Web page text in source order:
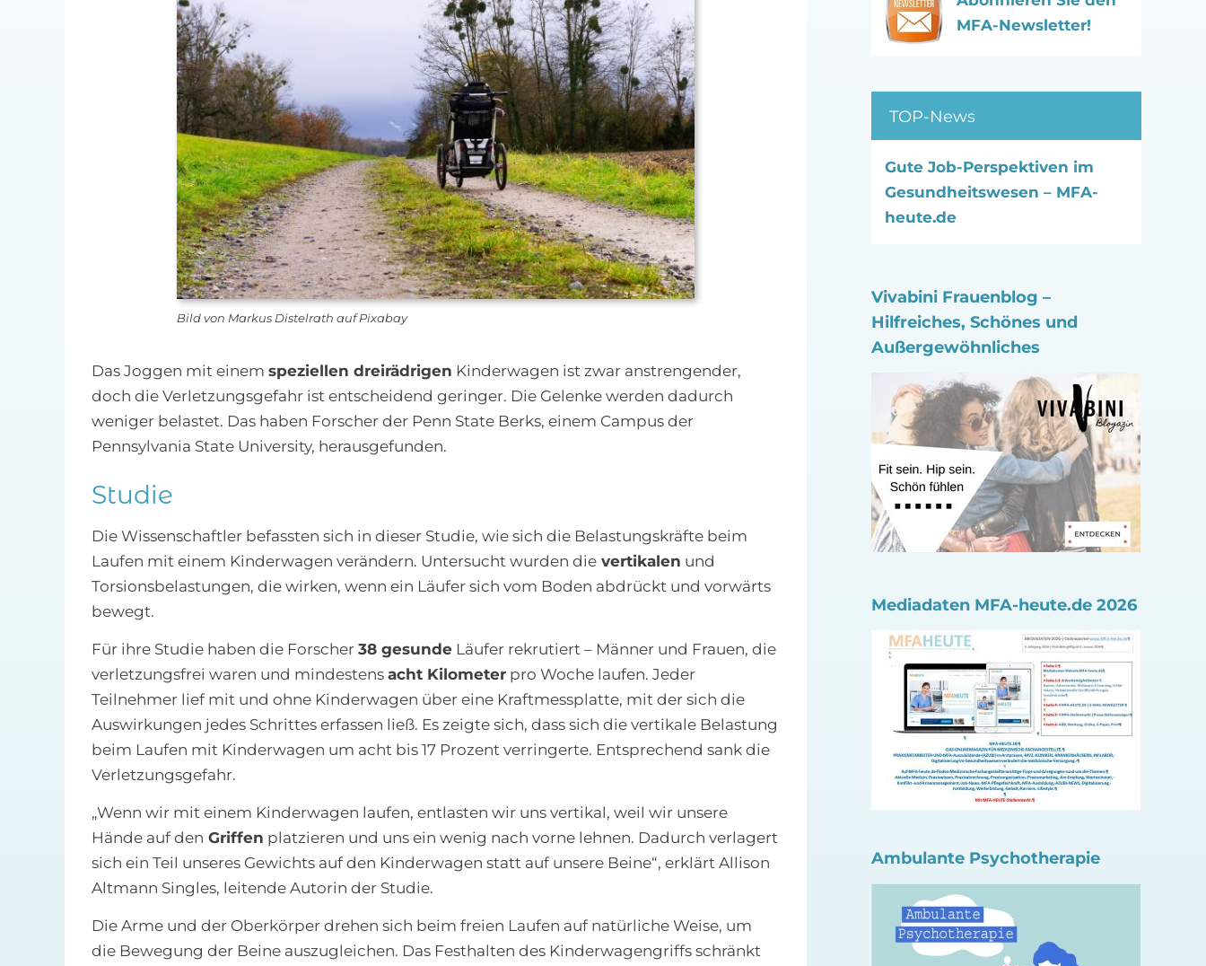
Bild von Markus Distelrath auf Pixabay
Das Joggen mit einem speziellen dreirädrigen Kinderwagen ist zwar anstrengender,
doch die Verletzungsgefahr ist entscheidend geringer. Die Gelenke werden dadurch
weniger belastet. Das haben Forscher der Penn State Berks, einem Campus der
Pennsylvania State University, herausgefunden.
Studie
Die Wissenschaftler befassten sich in dieser Studie, wie sich die Belastungskräfte beim
Laufen mit einem Kinderwagen verändern. Untersucht wurden dievertikalen und
Torsionsbelastungen, die wirken, wenn ein Läufer sich vom Boden abdrückt und vorwärts
bewegt.
Für ihre Studie haben die Forscher 38 gesundeLäufer rekrutiert – Männer und Frauen, die
verletzungsfrei waren und mindestens acht Kilometerpro Woche laufen. Jeder
Teilnehmer lief mit und ohne Kinderwagen über eine Kraftmessplatte, mit der sich die
Auswirkungen jedes Schrittes erfassen ließ. Es zeigte sich, dass sich die vertikale Belastung
beim Laufen mit Kinderwagen um acht bis 17 Prozent verringerte. Entsprechend sank die
Verletzungsgefahr.
„Wenn wir mit einem Kinderwagen laufen, entlasten wir uns vertikal, weil wir unsere
Hände auf den Griffen platzieren und uns ein wenig nach vorne lehnen. Dadurch verlagert
sich ein Teil unseres Gewichts auf den Kinderwagen statt auf unsere Beine“, erklärt Allison
Altmann Singles, leitende Autorin der Studie.
Die Arme und der Oberkörper drehen sich beim freien Laufen auf natürliche Weise, um
die Bewegung der Beine auszugleichen. Das Festhalten des Kinderwagengriffs schränkt
MFA-Newsletter!
TOP-News
Gute Job-Perspektiven im
Gesundheitswesen – MFA-
heute.de
Vivabini Frauenblog –
Hilfreiches, Schönes und
Außergewöhnliches
Mediadaten MFA-heute.de 2026
Ambulante Psychotherapie